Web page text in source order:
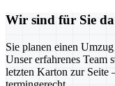
Wir sind für Sie da
Sie planen einen
Unser erfahrenes Team
letzten Karton zur Seite